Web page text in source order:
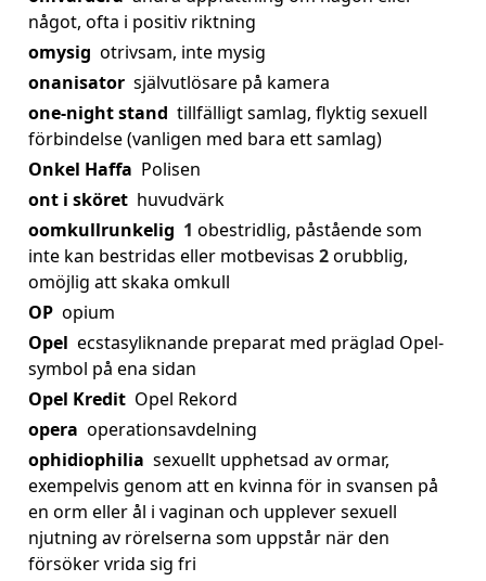
något, ofta i positiv riktning
omysig otrivsam, inte mysig
onanisator självutlösare på kamera
one-night stand tillfälligt samlag, flyktig sexuell
förbindelse (vanligen med bara ett samlag)
Onkel Haffa Polisen
ont i sköret huvudvärk
oomkullrunkelig 1 obestridlig, påstående som
inte kan bestridas eller motbevisas 2orubblig,
omöjlig att skaka omkull
OP opium
Opel ecstasyliknande preparat med präglad Opel-
symbol på ena sidan
Opel Kredit Opel Rekord
opera operationsavdelning
ophidiophilia sexuellt upphetsad av ormar,
exempelvis genom att en kvinna för in svansen på
en orm eller ål i vaginan och upplever sexuell
njutning av rörelserna som uppstår när den
försöker vrida sig fri